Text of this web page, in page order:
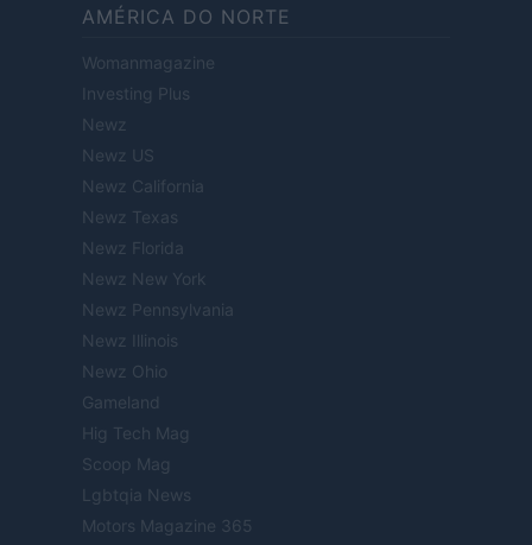
AMÉRICA DO NORTE
Womanmagazine
Investing Plus
Newz
Newz US
Newz California
Newz Texas
Newz Florida
Newz New York
Newz Pennsylvania
Newz Illinois
Newz Ohio
Gameland
Hig Tech Mag
Scoop Mag
Lgbtqia News
Motors Magazine 365